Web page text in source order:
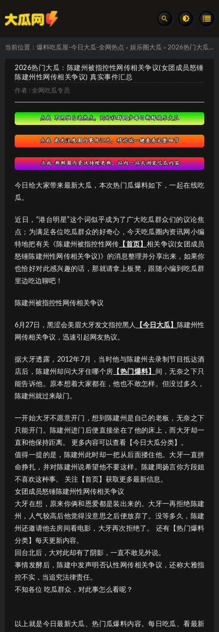
当前位置： 爆料吃瓜屋-今日大瓜-全网热点 > 娱乐圈大瓜 > 2026热门大瓜：陈建州被指控性网传相关争议(女团成员怒锤陈建州性网传相关争议) 真实事件汇总
2026热门大瓜：陈建州被指控性网传相关争议(女团成员怒锤
陈建州性网传相关争议) 真实事件汇总
作者 : 全网吃瓜专员
今日给大家带来最新大瓜，本次热门瓜爆料如下，一起在线吃
瓜。
近日，“港台明星”这个词似乎成为了广大吃瓜群众们的议论焦
点；为满足各位吃瓜群众的好奇心，今天吃瓜圈内资讯网小编
特地把有关《陈建州被指控性网传 【首页】相关争议(女团成员
怒锤陈建州性网传相关争议)》的消息整理并分享出来，如果你
也恰好对此感兴趣的话，那就请拿上板凳，跟随小编到吃瓜群
里边吃边聊吧！
陈建州被指控性网传相关争议
6月27日，黑涩会美眉大牙发文指控黑人 【今日大瓜】
陈建州性
网传相关争议，迅速引起网友热议。
据大牙透露，2012年7月，当时他与陈建州去录制节目抵达酒
店后，陈建州却问大牙住哪个房 【热门爆料】 间，无奈之下只
能告诉他。原本想着大家都在，他也不敢怎样。但没过多久，
陈建州就过来敲门。
一开始大牙不愿意开门，想到陈建州是自己的老板，无奈之下
只能开门。陈建州进门后便直接坐在了他的床上，而大牙却一
直和他保持距离。 更多内容可以查看【今日大瓜分类】。
值得一提的是，陈建州此时却一把从后面搂住他。大牙一直拼
命挣扎，并对陈建州说希望他不要这样。陈建周扬言你方段姐
不喜欢这种事。 关注【首页】获取更多最新信息。
女团成员怒锤陈建州性网传相关争议
大牙在想，原来你俩和恩爱都是装出来的。大牙一再拒绝陈建
州，人气较高后他觉得没意思之后便放弃了。没等多久，陈建
州还邀请他去房间看电影，大牙再次拒绝了。 还有【热门爆料
分类】每天更新内容。
回台北后，大对此却有了阴影，一直不敢见外说。
事情发酵后，陈建中发声明否认性网传相关争议，还称大雅指
控不实，当追究法律责任。
不知各位 吃瓜群众，对此事怎么看呢？
以上就是今日最新大瓜、热门瓜爆料内容。每日吃瓜、看最新